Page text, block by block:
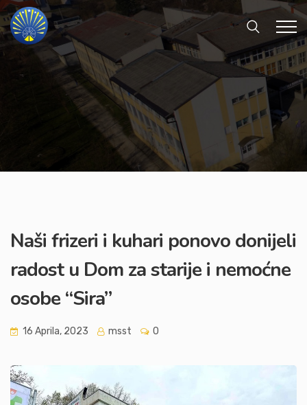
Naši frizeri i kuhari ponovo donijeli
radost u Dom za starije i nemoćne
osobe “Sira”
16 Aprila, 2023 msst 0